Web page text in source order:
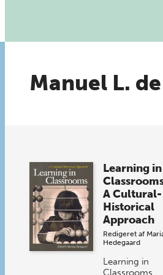
Manuel L.
Learning in
A Cultural-
Historical
Approach
Redigeret af
Hedegaard
Learning in
Classrooms